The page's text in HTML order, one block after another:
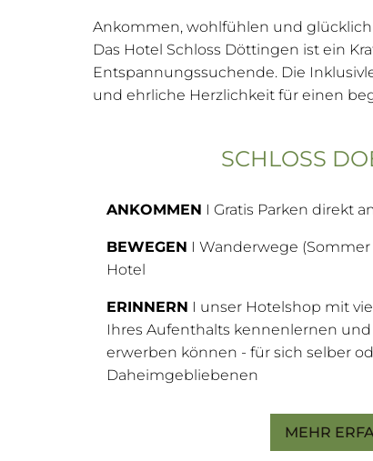
Ankommen, wohlfühlen und glücklich
Das Hotel Schloss Döttingen ist ein
Entspannungssuchende. Die
und ehrliche Herzlichkeit für einen
SCHLOSS
ANKOMMEN I Gratis Parken direkt
BEWEGEN I Wanderwege
Hotel
ERINNERN I unser Hotelshop mit
Ihres Aufenthalts kennenlernen
erwerben können - für sich selber
Daheimgebliebenen
MEHR